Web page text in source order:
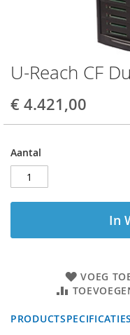
U-Reach CF
€ 4.421,00
Aantal
In
VOEG
PRODUCTSPECIFICATIES
Ga
naar
het
begin
van
afbeeldingen-
gallerij